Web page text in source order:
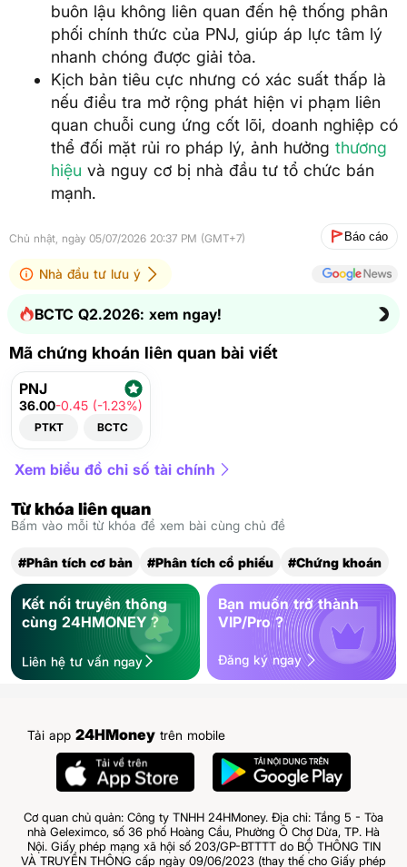
buôn lậu không liên quan đến hệ thống phân
phối chính thức của PNJ, giúp áp lực tâm lý
nhanh chóng được giải tỏa.
Kịch bản tiêu cực nhưng có xác suất thấp là
nếu điều tra mở rộng phát hiện vi phạm liên
quan chuỗi cung ứng cốt lõi, doanh nghiệp có
thể đối mặt rủi ro pháp lý, ảnh hưởng thương
hiệu và nguy cơ bị nhà đầu tư tổ chức bán
mạnh.
Chủ nhật, ngày 05/07/2026 20:37 PM (GMT+7) Báo cáo
Nhà đầu tư lưu ý
BCTC Q2.2026: xem ngay!
Mã chứng khoán liên quan bài viết
PNJ
36.00-0.45 (-1.23%)
PTKT BCTC
Xem biểu đồ chỉ số tài chính
Từ khóa liên quan
Bấm vào mỗi từ khóa để xem bài cùng chủ đề
#Phân tích cơ bản #Phân tích cổ phiếu #Chứng khoán
Kết nối truyền thông
cùng 24HMONEY ?
Liên hệ tư vấn ngay
Bạn muốn trở thành
VIP/Pro ?
Đăng ký ngay
Tải app 24HMoney trên mobile
Cơ quan chủ quản: Công ty TNHH 24HMoney. Địa chỉ: Tầng 5 - Tòa
nhà Geleximco, số 36 phố Hoàng Cầu, Phường Ô Chợ Dừa, TP. Hà
Nội. Giấy phép mạng xã hội số 203/GP-BTTTT do BỘ THÔNG TIN
VÀ TRUYỀN THÔNG cấp ngày 09/06/2023 (thay thế cho Giấy phép